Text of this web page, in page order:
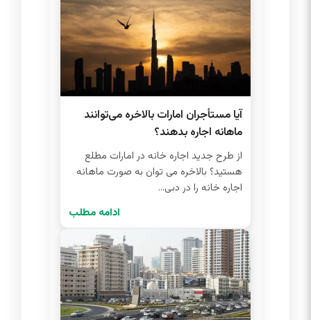
آیا مستأجران امارات بالاخره می‌توانند
ماهانه اجاره بدهند؟
از طرح جدید اجاره خانه در امارات مطلع
هستید؟ بالاخره می توان به صورت ماهانه
اجاره خانه را در دبی...
ادامه مطلب